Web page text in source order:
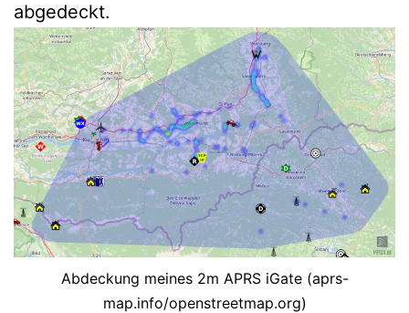
abgedeckt.
Abdeckung meines 2m APRS iGate (aprs-
map.info/openstreetmap.org)